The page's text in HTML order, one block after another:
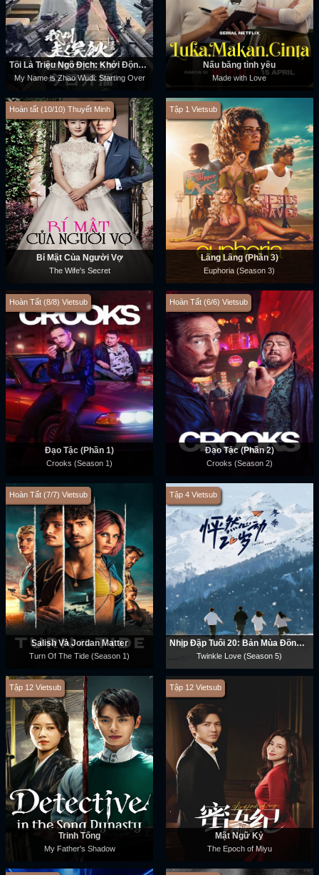
Tôi Là Triệu Ngô Địch: Khởi Động Lại
My Name is Zhao Wudi: Starting Over
Nấu bằng tình yêu
Made with Love
Hoàn tất (10/10) Thuyết Minh
Bí Mật Của Người Vợ
The Wife's Secret
Tập 1 Vietsub
Lâng Lâng (Phần 3)
Euphoria (Season 3)
Hoàn Tất (8/8) Vietsub
Đạo Tặc (Phần 1)
Crooks (Season 1)
Hoàn Tất (6/6) Vietsub
Đạo Tặc (Phần 2)
Crooks (Season 2)
Hoàn Tất (7/7) Vietsub
Salish Và Jordan Matter
Turn Of The Tide (Season 1)
Tập 4 Vietsub
Nhịp Đập Tuổi 20: Bản Mùa Đông (Phần 5)
Twinkle Love (Season 5)
Tập 12 Vietsub
Trinh Tống
My Father's Shadow
Tập 12 Vietsub
Mật Ngữ Kỷ
The Epoch of Miyu